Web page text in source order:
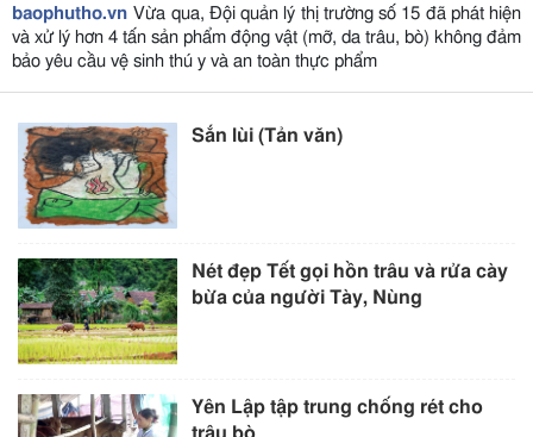
baophutho.vn Vừa qua, Đội quản lý thị trường số 15 đã phát hiện
và xử lý hơn 4 tấn sản phẩm động vật (mỡ, da trâu, bò) không đảm
bảo yêu cầu vệ sinh thú y và an toàn thực phẩm
Sắn lùi (Tản văn)
Nét đẹp Tết gọi hồn trâu và rửa cày
bừa của người Tày, Nùng
Yên Lập tập trung chống rét cho